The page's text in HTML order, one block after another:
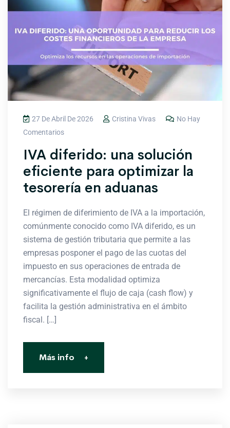
27 De Abril De 2026 Cristina Vivas
No Hay
Comentarios
IVA diferido: una solución
eficiente para optimizar la
tesorería en aduanas
El régimen de diferimiento de IVA a la importación,
comúnmente conocido como IVA diferido, es un
sistema de gestión tributaria que permite a las
empresas posponer el pago de las cuotas del
impuesto en sus operaciones de entrada de
mercancías. Esta modalidad optimiza
significativamente el flujo de caja (cash flow) y
facilita la gestión administrativa en el ámbito
fiscal. […]
Más info +